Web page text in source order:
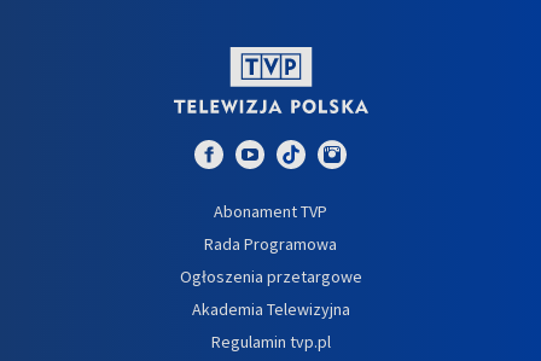
Abonament TVP
Rada Programowa
Ogłoszenia przetargowe
Akademia Telewizyjna
Regulamin tvp.pl